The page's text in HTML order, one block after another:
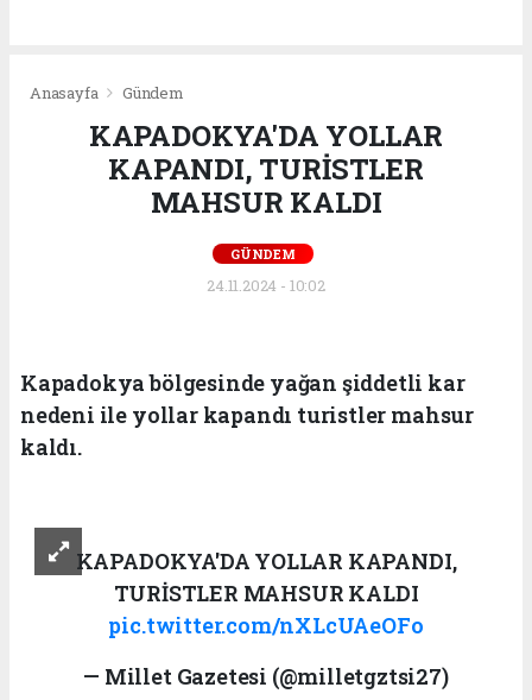
Anasayfa Gündem
KAPADOKYA'DA YOLLAR
KAPANDI, TURİSTLER
MAHSUR KALDI
GÜNDEM
24.11.2024 - 10:02
Kapadokya bölgesinde yağan şiddetli kar
nedeni ile yollar kapandı turistler mahsur
kaldı.
KAPADOKYA'DA YOLLAR KAPANDI,
TURİSTLER MAHSUR KALDI
pic.twitter.com/nXLcUAeOFo
— Millet Gazetesi (@milletgztsi27)